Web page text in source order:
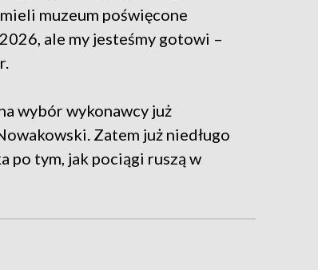
muzeum poświęcone
ale my jesteśmy gotowi –
wybór wykonawcy już
Zatem już niedługo
po tym, jak pociągi ruszą w